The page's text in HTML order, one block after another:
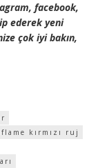
facebook,
ederek yeni
çok iyi bakın,
kırmızı ruj